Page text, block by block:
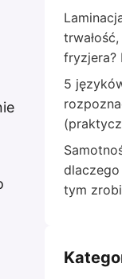
fryzjera?
5
tym